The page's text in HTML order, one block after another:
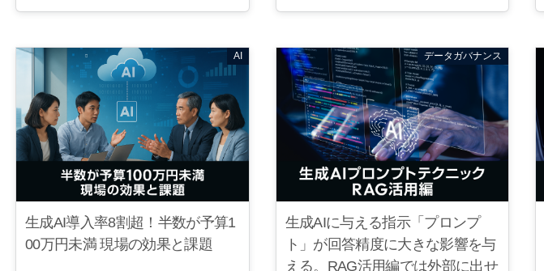
AI
生成AI導入率8割超！半数が予算1
00万円未満 現場の効果と課題
データガバナンス
生成AIに与える指示「プロンプ
ト」が回答精度に大きな影響を与
える。RAG活用編では外部に出せ